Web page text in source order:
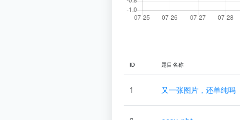
ID 题目名称
1 又一张图片，还单纯吗